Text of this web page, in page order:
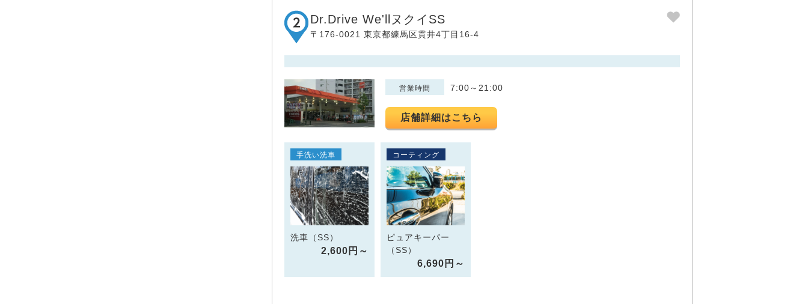
Dr.Drive We'llヌクイSS
〒176-0021 東京都練馬区貫井4丁目16-4
営業時間 7:00～21:00
店舗詳細はこちら
手洗い洗車
洗車（SS）
2,600円～
コーティング
ピュアキーパー
（SS）
6,690円～